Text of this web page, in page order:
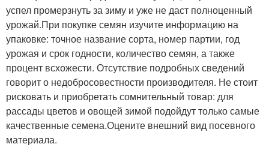
успел промерзнуть за зиму и уже не даст полноценный
урожай.При покупке семян изучите информацию на
упаковке: точное название сорта, номер партии, год
урожая и срок годности, количество семян, а также
процент всхожести. Отсутствие подробных сведений
говорит о недобросовестности производителя. Не стоит
рисковать и приобретать сомнительный товар: для
рассады цветов и овощей зимой подойдут только самые
качественные семена.Оцените внешний вид посевного
материала.